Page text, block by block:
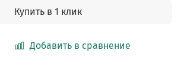
Добавить в сравнение
Купить в 1 клик